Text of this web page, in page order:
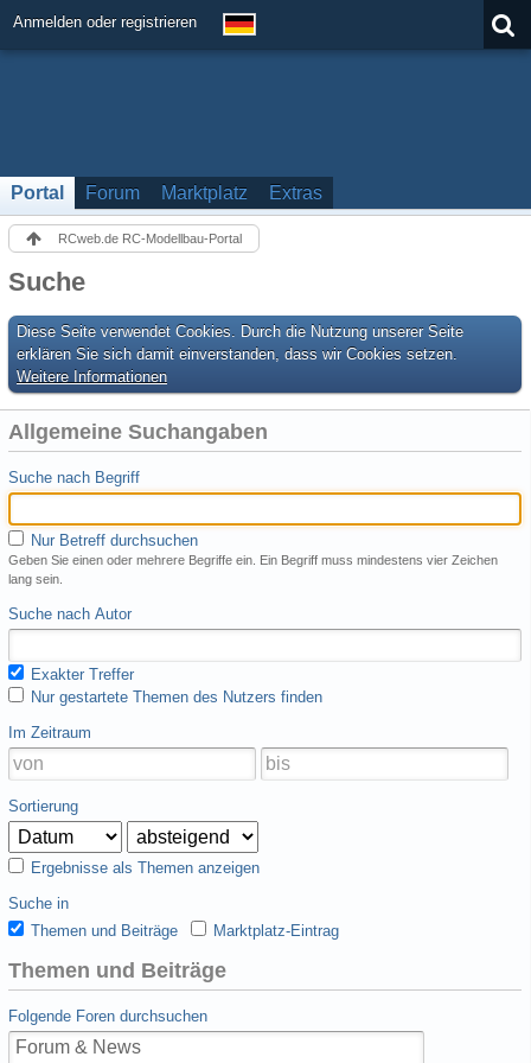
Anmelden oder registrieren
Portal Forum Marktplatz Extras
RCweb.de RC-Modellbau-Portal
Suche
Diese Seite verwendet Cookies. Durch die Nutzung unserer Seite
erklären Sie sich damit einverstanden, dass wir Cookies setzen.
Weitere Informationen
Allgemeine Suchangaben
Suche nach Begriff
Nur Betreff durchsuchen
Geben Sie einen oder mehrere Begriffe ein. Ein Begriff muss mindestens vier Zeichen
lang sein.
Suche nach Autor
Exakter Treffer
Nur gestartete Themen des Nutzers finden
Im Zeitraum
Sortierung
Ergebnisse als Themen anzeigen
Suche in
Themen und Beiträge
Marktplatz-Eintrag
Themen und Beiträge
Folgende Foren durchsuchen